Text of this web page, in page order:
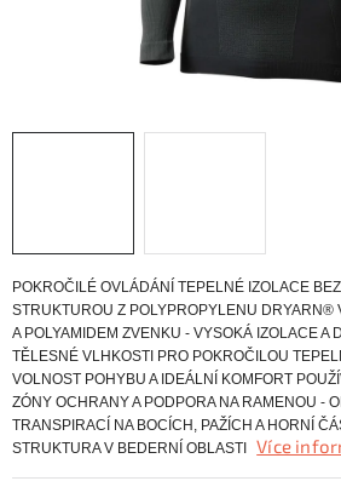
Půjčovna lyží a SNB
POKROČILÉ OVLÁDÁNÍ TEPELNÉ IZOLACE
STRUKTUROU Z POLYPROPYLENU DRYARN®
A POLYAMIDEM ZVENKU - VYSOKÁ IZOLACE A
TĚLESNÉ VLHKOSTI PRO POKROČILOU
VOLNOST POHYBU A IDEÁLNÍ KOMFORT
ZÓNY OCHRANY A PODPORA NA RAMENOU -
TRANSPIRACÍ NA BOCÍCH, PAŽÍCH A HORNÍ
STRUKTURA V BEDERNÍ OBLASTI
Více